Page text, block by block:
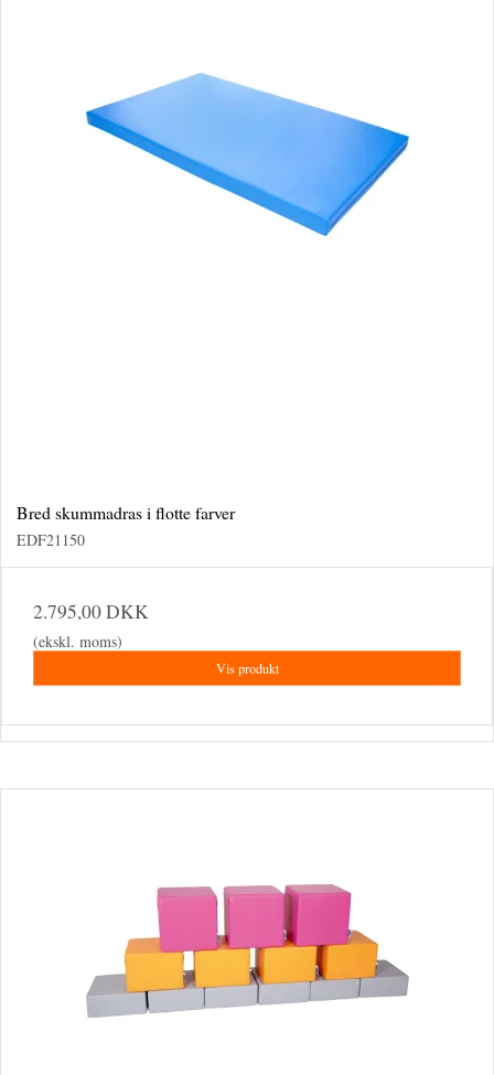
Bred skummadras i flotte farver
EDF21150
2.795,00 DKK
(ekskl. moms)
Vis produkt